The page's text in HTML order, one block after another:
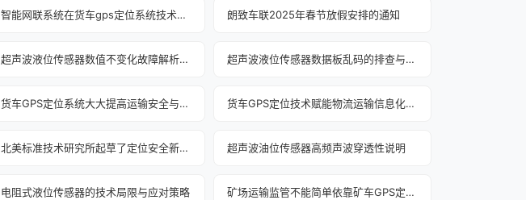
智能网联系统在货车gps定位系统技术的应用 朗致车联2025年春节放假安排的通知
超声波液位传感器数值不变化故障解析与应对 超声波液位传感器数据板乱码的排查与修复
货车GPS定位系统大大提高运输安全与效率 货车GPS定位技术赋能物流运输信息化工程
北美标准技术研究所起草了定位安全新框架 超声波油位传感器高频声波穿透性说明
电阻式液位传感器的技术局限与应对策略 矿场运输监管不能简单依靠矿车GPS定位系统